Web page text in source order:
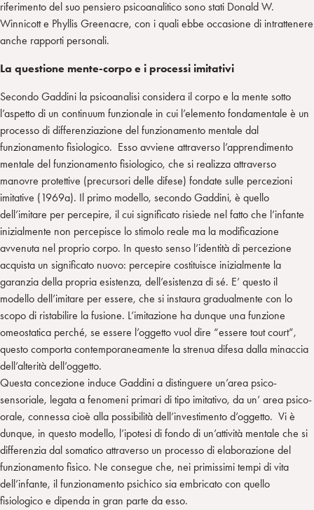
riferimento del suo pensiero psicoanalitico sono stati Donald W.
Winnicott e Phyllis Greenacre, con i quali ebbe occasione di intrattenere
anche rapporti personali.
La questione mente-corpo e i processi imitativi
Secondo Gaddini la psicoanalisi considera il corpo e la mente sotto
l’aspetto di un continuum funzionale in cui l’elemento fondamentale è un
processo di differenziazione del funzionamento mentale dal
funzionamento fisiologico. Esso avviene attraverso l’apprendimento
mentale del funzionamento fisiologico, che si realizza attraverso
manovre protettive (precursori delle difese) fondate sulle percezioni
imitative (1969a). Il primo modello, secondo Gaddini, è quello
dell’imitare per percepire, il cui significato risiede nel fatto che l’infante
inizialmente non percepisce lo stimolo reale ma la modificazione
avvenuta nel proprio corpo. In questo senso l’identità di percezione
acquista un significato nuovo: percepire costituisce inizialmente la
garanzia della propria esistenza, dell’esistenza di sé. E’ questo il
modello dell’imitare per essere, che si instaura gradualmente con lo
scopo di ristabilire la fusione. L’imitazione ha dunque una funzione
omeostatica perché, se essere l’oggetto vuol dire “essere tout court”,
questo comporta contemporaneamente la strenua difesa dalla minaccia
dell’alterità dell’oggetto.
Questa concezione induce Gaddini a distinguere un’area psico-
sensoriale, legata a fenomeni primari di tipo imitativo, da un’ area psico-
orale, connessa cioè alla possibilità dell’investimento d’oggetto. Vi è
dunque, in questo modello, l’ipotesi di fondo di un’attività mentale che si
differenzia dal somatico attraverso un processo di elaborazione del
funzionamento fisico. Ne consegue che, nei primissimi tempi di vita
dell’infante, il funzionamento psichico sia embricato con quello
fisiologico e dipenda in gran parte da esso.